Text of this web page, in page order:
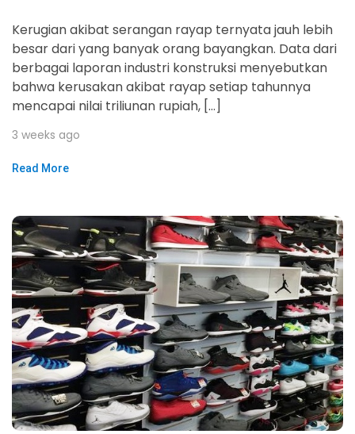
Kerugian akibat serangan rayap ternyata jauh lebih
besar dari yang banyak orang bayangkan. Data dari
berbagai laporan industri konstruksi menyebutkan
bahwa kerusakan akibat rayap setiap tahunnya
mencapai nilai triliunan rupiah, […]
3 weeks ago
Read More